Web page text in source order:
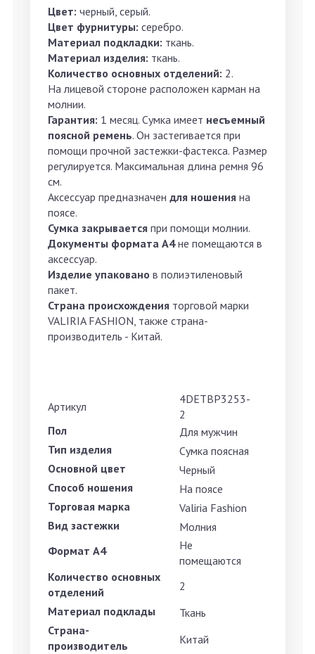
Цвет: черный, серый.
Цвет фурнитуры: серебро.
Материал подкладки: ткань.
Материал изделия: ткань.
Количество основных отделений: 2.
На лицевой стороне расположен карман на
молнии.
Гарантия: 1 месяц. Сумка имеет несъемный
поясной ремень. Он застегивается при
помощи прочной застежки-фастекса. Размер
регулируется. Максимальная длина ремня 96
см.
Аксессуар предназначен для ношения на
поясе.
Сумка закрывается при помощи молнии.
Документы формата А4не помещаются в
аксессуар.
Изделие упаковано в полиэтиленовый
пакет.
Страна происхождения торговой марки
VALIRIA FASHION, также страна-
производитель - Китай.
Артикул
4DETBP3253-
2
Пол
Для мужчин
Тип изделия
Сумка поясная
Основной цвет
Черный
Способ ношения
На поясе
Торговая марка
Valiria Fashion
Вид застежки
Молния
Формат А4
Не
помещаются
Количество основных
отделений
2
Материал подклады
Ткань
Страна-
производитель
Китай